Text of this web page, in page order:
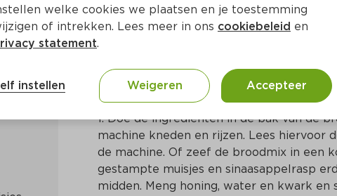
Nederlands
Bereidingswijze
1. Doe de ingrediënten in de bak van de
machine kneden en rijzen. Lees hiervoor
de machine. Of zeef de broodmix in een
gestampte muisjes en sinaasappelrasp
midden. Meng honing, water en kwark en
welke cookies we plaatsen en je toestemming
of intrekken. Lees meer in ons cookiebeleid en
statement.
instellen Weigeren Accepteer